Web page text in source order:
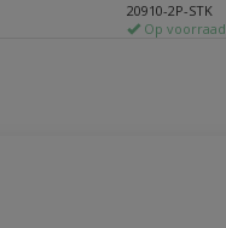
20910-2P-STK
Op voorraad